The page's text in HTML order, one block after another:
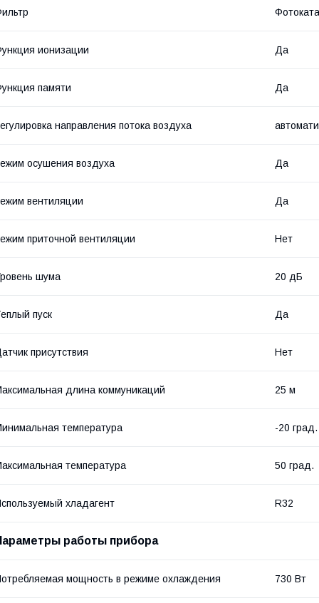
ионизации Да
памяти Да
направления потока воздуха
осушения воздуха Да
вентиляции Да
приточной вентиляции Нет
шума 20 дБ
пуск Да
присутствия Нет
длина коммуникаций 25 м
температура -20 град.
температура 50 град.
хладагент R32
работы прибора
мощность в режиме охлаждения 730 Вт